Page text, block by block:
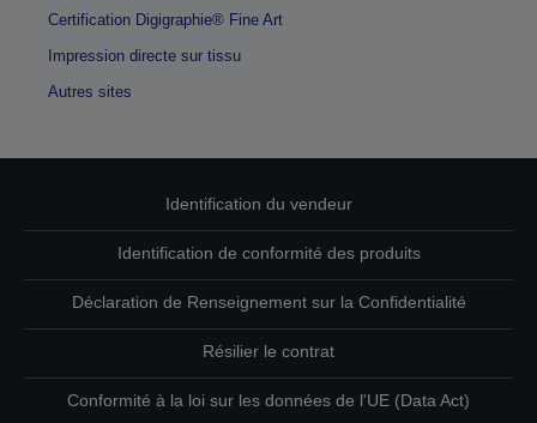
Certification Digigraphie® Fine Art
Impression directe sur tissu
Autres sites
Identification du vendeur
Identification de conformité des produits
Déclaration de Renseignement sur la Confidentialité
Résilier le contrat
Conformité à la loi sur les données de l'UE (Data Act)